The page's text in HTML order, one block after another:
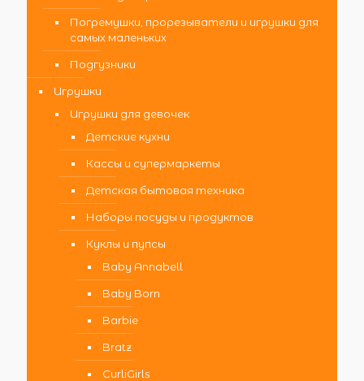
Погремушки, прорезыватели и игрушки для
самых маленьких
Подгузники
Игрушки
Игрушки для девочек
Детские кухни
Кассы и супермаркеты
Детская бытовая техника
Наборы посуды и продуктов
Куклы и пупсы
Baby Annabell
Baby Born
Barbie
Bratz
CurliGirls